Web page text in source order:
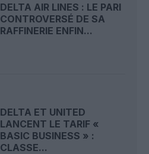
DELTA AIR LINES : LE PARI
CONTROVERSÉ DE SA
RAFFINERIE ENFIN...
DELTA ET UNITED
LANCENT LE TARIF «
BASIC BUSINESS » :
CLASSE...